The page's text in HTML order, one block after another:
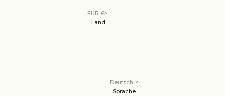
EUR €
Land
Deutsch
Sprache